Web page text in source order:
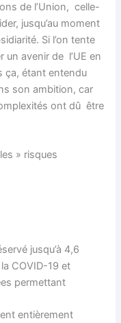
de l’Union, celle-
jusqu’au moment
Si l’on tente
un avenir de l’UE en
ça, étant entendu
son ambition, car
ont dû être
» risques
jusqu’à 4,6
COVID-19 et
permettant
entièrement